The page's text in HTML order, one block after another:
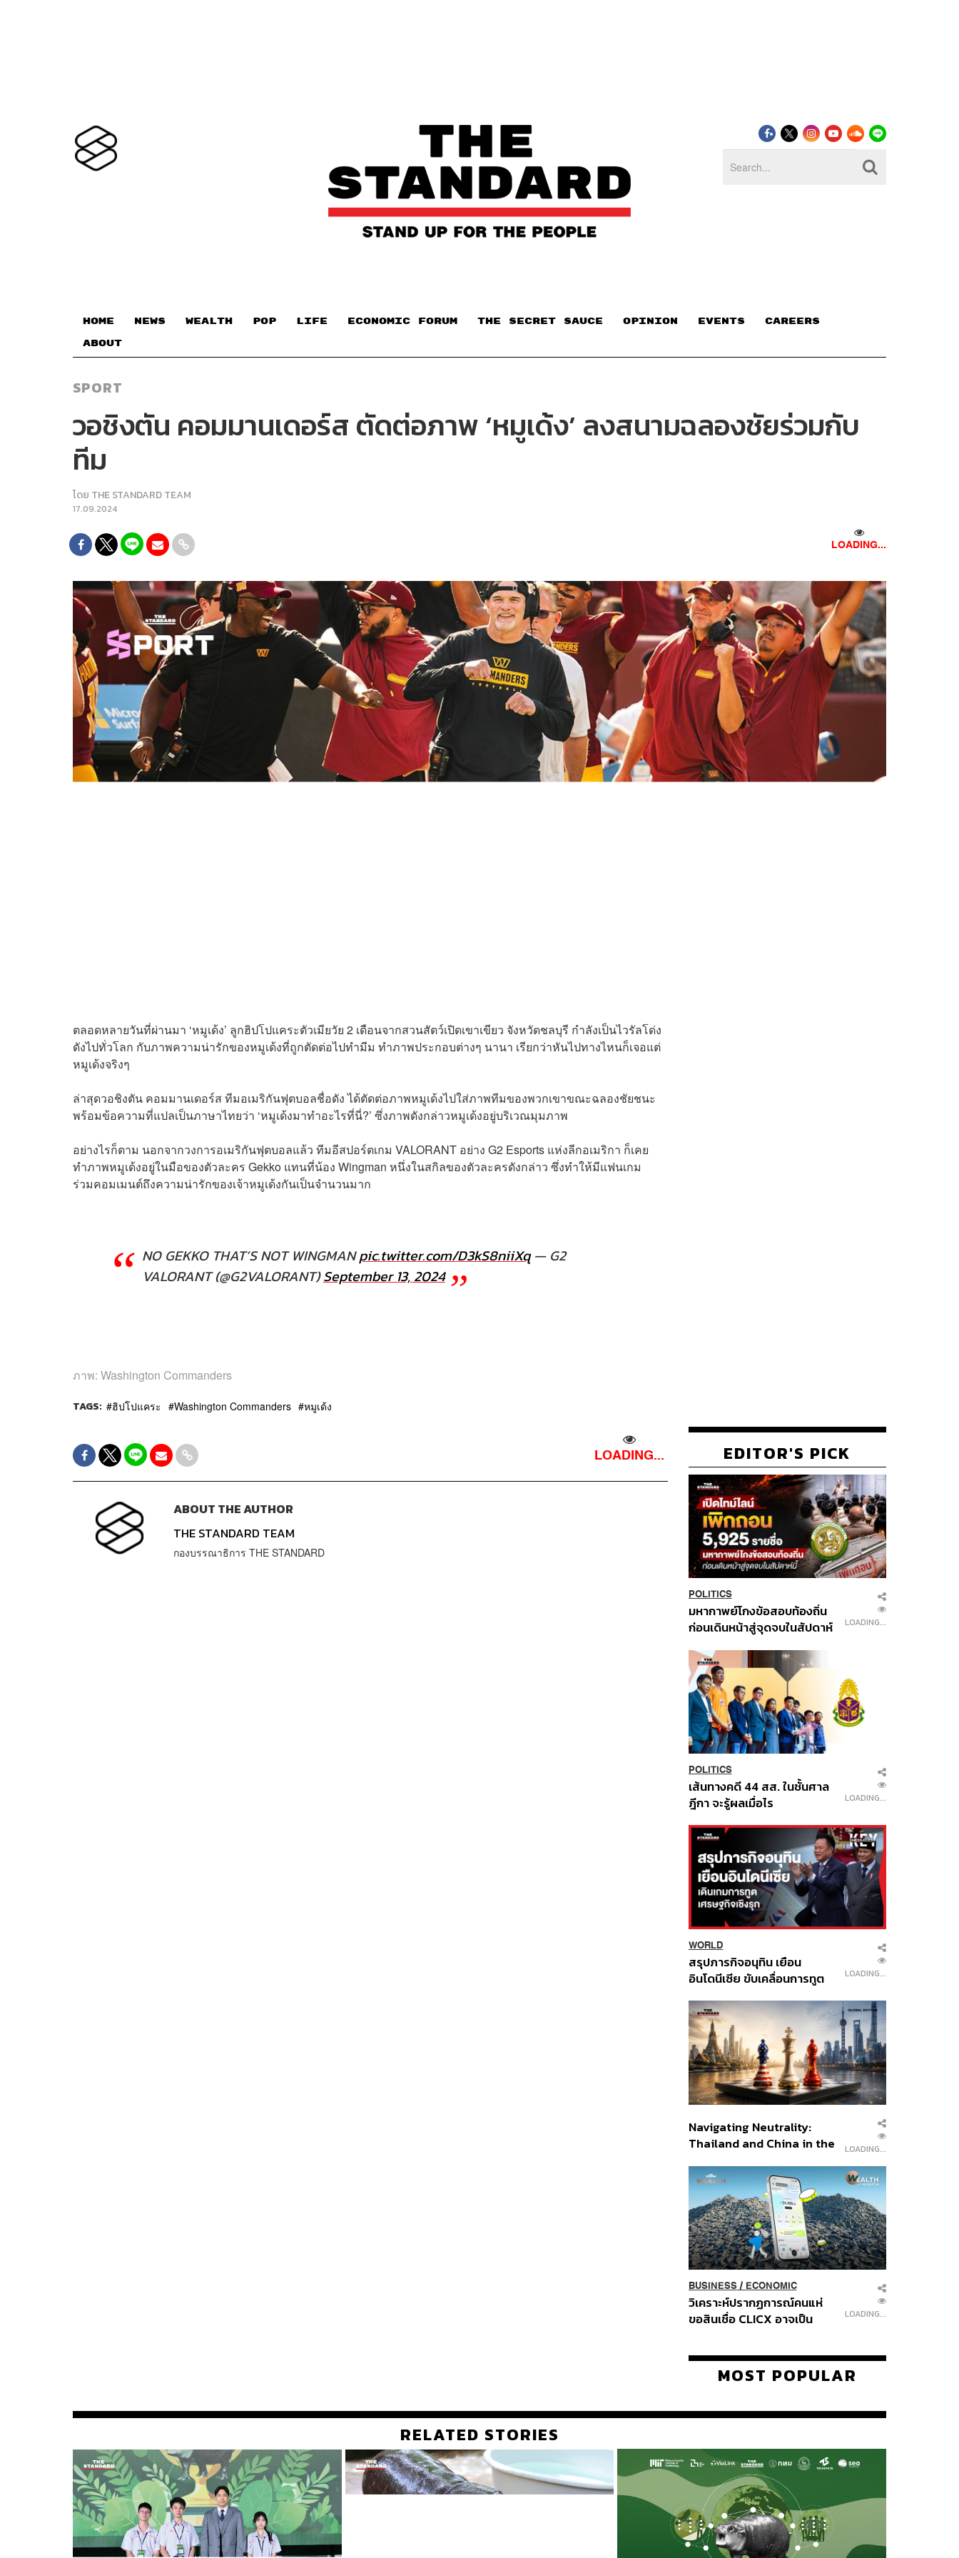
HOME NEWS WEALTH POP LIFE ECONOMIC FORUM THE SECRET SAUCE​ OPINION EVENTS CAREERS
ABOUT
SPORT
วอชิงตัน คอมมานเดอร์ส ตัดต่อภาพ ‘หมูเด้ง’ ลงสนามฉลองชัยร่วมกับ
ทีม
โดย THE STANDARD TEAM
17.09.2024
LOADING...
ตลอดหลายวันที่ผ่านมา ‘หมูเด้ง’ ลูกฮิปโปแคระตัวเมียวัย 2 เดือนจากสวนสัตว์เปิดเขาเขียว จังหวัดชลบุรี กำลังเป็นไวรัลโด่ง
ดังไปทั่วโลก กับภาพความน่ารักของหมูเด้งที่ถูกตัดต่อไปทำมีม ทำภาพประกอบต่างๆ นานา เรียกว่าหันไปทางไหนก็เจอแต่
หมูเด้งจริงๆ
ล่าสุดวอชิงตัน คอมมานเดอร์ส ทีมอเมริกันฟุตบอลชื่อดัง ได้ตัดต่อภาพหมูเด้งไปใส่ภาพทีมของพวกเขาขณะฉลองชัยชนะ
พร้อมข้อความที่แปลเป็นภาษาไทยว่า ‘หมูเด้งมาทำอะไรที่นี่?’ ซึ่งภาพดังกล่าวหมูเด้งอยู่บริเวณมุมภาพ
อย่างไรก็ตาม นอกจากวงการอเมริกันฟุตบอลแล้ว ทีมอีสปอร์ตเกม VALORANT อย่าง G2 Esports แห่งลีกอเมริกา ก็เคย
ทำภาพหมูเด้งอยู่ในมือของตัวละคร Gekko แทนที่น้อง Wingman หนึ่งในสกิลของตัวละครดังกล่าว ซึ่งทำให้มีแฟนเกม
ร่วมคอมเมนต์ถึงความน่ารักของเจ้าหมูเด้งกันเป็นจำนวนมาก
NO GEKKO THAT’S NOT WINGMANpic.twitter.com/D3kS8niiXq — G2
VALORANT (@G2VALORANT)September 13, 2024
ภาพ: Washington Commanders
TAGS: ฮิปโปแคระ Washington Commanders หมูเด้ง
LOADING...
ABOUT THE AUTHOR
THE STANDARD TEAM
กองบรรณาธิการ THE STANDARD
EDITOR'S PICK
POLITICS
มหากาพย์โกงข้อสอบท้องถิ่น
ก่อนเดินหน้าสู่จุดจบในสัปดาห์
LOADING...
POLITICS
เส้นทางคดี 44 สส. ในชั้นศาล
ฎีกา จะรู้ผลเมื่อไร
LOADING...
WORLD
สรุปภารกิจอนุทิน เยือน
อินโดนีเซีย ขับเคลื่อนการทูต
ส่วนยุทธศาสตร์ไทย –
อินโดนีเซีย
LOADING...
Navigating Neutrality:
Thailand and China in the
Order
LOADING...
BUSINESS/ ECONOMIC
วิเคราะห์ปรากฏการณ์คนแห่
ขอสินเชื่อ CLICX อาจเป็น
ปัญหาหนี้ครัวเรือนไทยที่ถูกซุก
LOADING...
MOST POPULAR
RELATED STORIES